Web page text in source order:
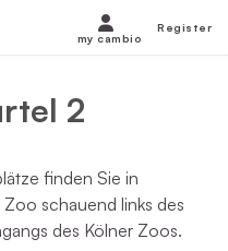
2
finden Sie in
schauend links des
des Kölner Zoos.
my cambio
Register